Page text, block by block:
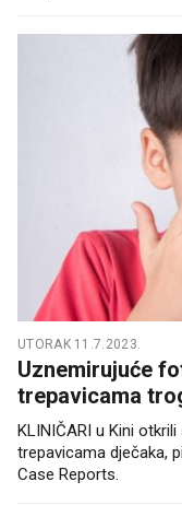
UTORAK 11.7.2023.
Uznemirujuće
trepavicama
KLINIČARI u Kini
trepavicama dječaka,
Case Reports.